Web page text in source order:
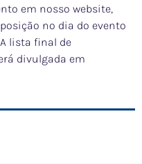
em nosso website,
no dia do evento
lista final de
divulgada em